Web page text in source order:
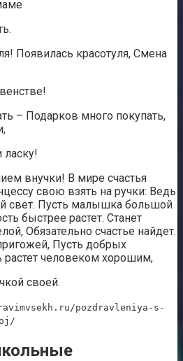
Появилась красотуля, Смена
– Подарков много покупать,
ласку!
внучки! В мире счастья
свою взять на ручки: Ведь
свет. Пусть малышка большой
быстрее растет. Станет
Обязательно счастье найдет.
Пусть добрых
растет человеком хорошим,
своей.
pozdravleniya-s-